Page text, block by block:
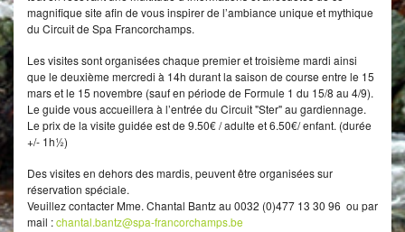
magnifique site afin de vous inspirer de l’ambiance unique et mythique
du Circuit de Spa Francorchamps.
Les visites sont organisées chaque premier et troisième mardi ainsi
que le deuxième mercredi à 14h durant la saison de course entre le 15
mars et le 15 novembre (sauf en période de Formule 1 du 15/8 au 4/9).
Le guide vous accueillera à l’entrée du Circuit "Ster" au gardiennage.
Le prix de la visite guidée est de 9.50€ / adulte et 6.50€/ enfant. (durée
+/- 1h½)
Des visites en dehors des mardis, peuvent être organisées sur
réservation spéciale.
Veuillez contacter Mme. Chantal Bantz au 0032 (0)477 13 30 96 ou par
mail :chantal.bantz@spa-francorchamps.be